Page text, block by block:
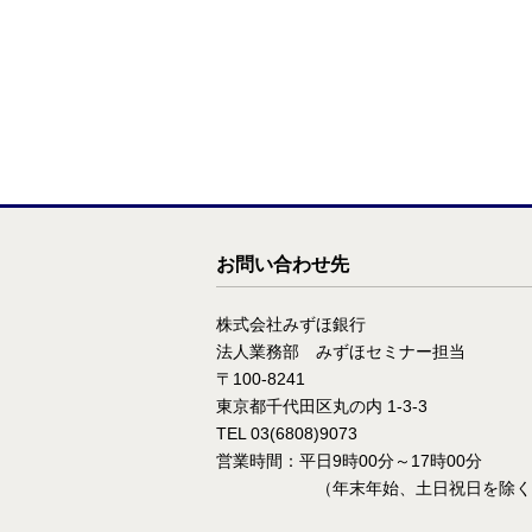
お問い合わせ先
株式会社みずほ銀行
法人業務部 みずほセミナー担当
〒100-8241
東京都千代田区丸の内 1-3-3
TEL 03(6808)9073
営業時間：平日9時00分～17時00分
（年末年始、土日祝日を除く